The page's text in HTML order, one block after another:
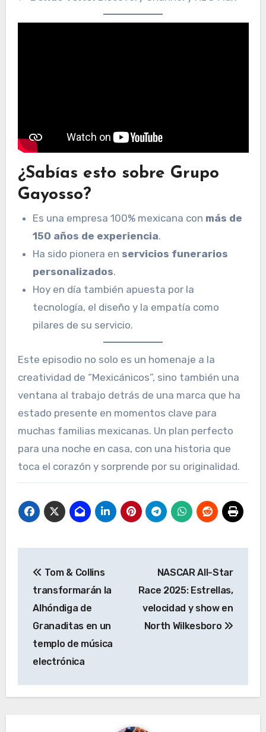
¿Sabías esto sobre Grupo
Gayosso?
Es una empresa 100% mexicana con más de
150 años de experiencia.
Ha sido pionera en servicios funerarios
personalizados.
Hoy en día también apuesta por la
tecnología, el diseño y la empatía como
pilares de su servicio.
Este episodio no solo es un homenaje a la
creatividad de “Mexicánicos”, sino también una
ventana al trabajo detrás de una marca que ha
estado presente en momentos clave para
muchas familias mexicanas. Un plan perfecto
para una noche en casa, con una historia que
toca el corazón y sorprende por su originalidad.
de
entradas
Tom & Collins
transformarán la
Alhóndiga de
Granaditas en un
templo de música
electrónica
NASCAR All-Star
Race 2025: Estrellas,
velocidad y show en
North Wilkesboro